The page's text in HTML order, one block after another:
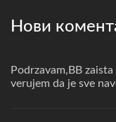
Нови
Podrzavam,BB
verujem da je sve